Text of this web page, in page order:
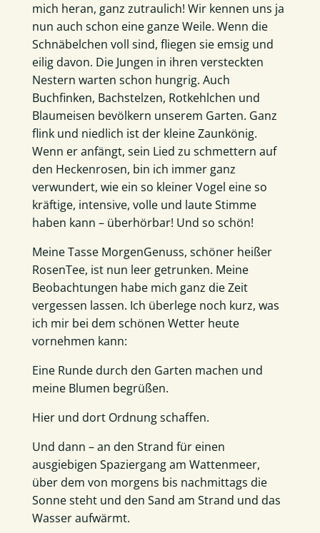
mich heran, ganz zutraulich! Wir kennen uns ja
nun auch schon eine ganze Weile. Wenn die
Schnäbelchen voll sind, fliegen sie emsig und
eilig davon. Die Jungen in ihren versteckten
Nestern warten schon hungrig. Auch
Buchfinken, Bachstelzen, Rotkehlchen und
Blaumeisen bevölkern unserem Garten. Ganz
flink und niedlich ist der kleine Zaunkönig.
Wenn er anfängt, sein Lied zu schmettern auf
den Heckenrosen, bin ich immer ganz
verwundert, wie ein so kleiner Vogel eine so
kräftige, intensive, volle und laute Stimme
haben kann – überhörbar! Und so schön!
Meine Tasse MorgenGenuss, schöner heißer
RosenTee, ist nun leer getrunken. Meine
Beobachtungen habe mich ganz die Zeit
vergessen lassen. Ich überlege noch kurz, was
ich mir bei dem schönen Wetter heute
vornehmen kann:
Eine Runde durch den Garten machen und
meine Blumen begrüßen.
Hier und dort Ordnung schaffen.
Und dann – an den Strand für einen
ausgiebigen Spaziergang am Wattenmeer,
über dem von morgens bis nachmittags die
Sonne steht und den Sand am Strand und das
Wasser aufwärmt.